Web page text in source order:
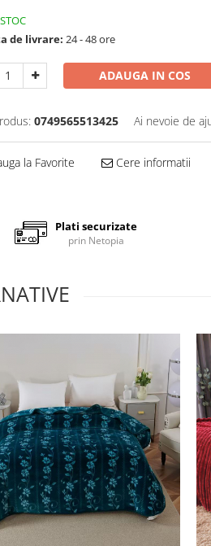
de livrare: 24 - 48 ore
ADAUGA IN COS
0749565513425 Ai nevoie de
la Favorite Cere informatii
Plati securizate
prin Netopia